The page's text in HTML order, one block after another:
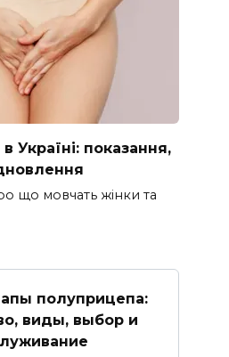
Україні: показання,
що мовчать жінки та
полуприцепа:
виды, выбор и